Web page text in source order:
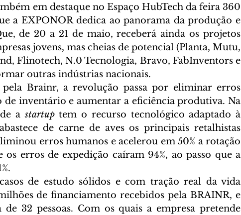
em destaque no Espaço HubTech da feira 360
a EXPONOR dedica ao panorama da produção e
de 20 a 21 de maio, receberá ainda os projetos
jovens, mas cheias de potencial (Planta, Mutu,
Flinotech, N.0 Tecnologia, Bravo, FabInventors e
outras indústrias nacionais.
Brainr, a revolução passa por eliminar erros
de inventário e aumentar a eficiência produtiva. Na
a startup tem o recurso tecnológico adaptado à
de carne de aves os principais retalhistas
erros humanos e acelerou em 50% a rotação
erros de expedição caíram 94%, ao passo que a
de estudo sólidos e com tração real da vida
de financiamento recebidos pela BRAINR, e
32 pessoas. Com os quais a empresa pretende